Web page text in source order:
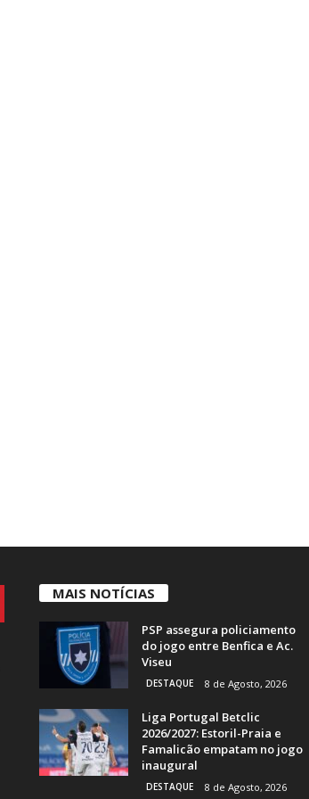
MAIS NOTÍCIAS
PSP assegura policiamento
do jogo entre Benfica e Ac.
Viseu
DESTAQUE 8 de Agosto, 2026
Liga Portugal Betclic
2026/2027: Estoril-Praia e
Famalicão empatam no jogo
inaugural
DESTAQUE 8 de Agosto, 2026